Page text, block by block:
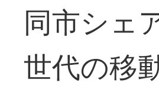
同市シェ
世代の移